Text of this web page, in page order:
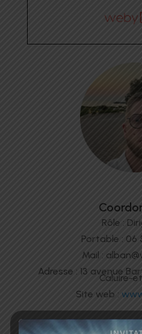
Rôle :
Portable : 06
Mail :
Adresse : 13 avenue
Caluire-
Site web :